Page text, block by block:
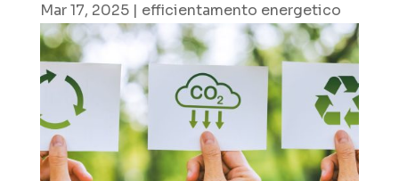
Mar 17, 2025| efficientamento energetico